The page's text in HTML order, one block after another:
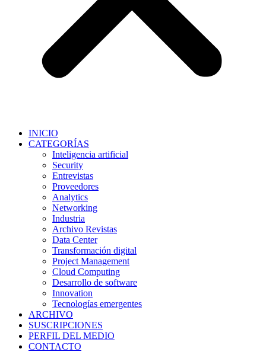
INICIO
CATEGORÍAS
Inteligencia artificial
Security
Entrevistas
Proveedores
Analytics
Networking
Industria
Archivo Revistas
Data Center
Transformación digital
Project Management
Cloud Computing
Desarrollo de software
Innovation
Tecnologías emergentes
ARCHIVO
SUSCRIPCIONES
PERFIL DEL MEDIO
CONTACTO